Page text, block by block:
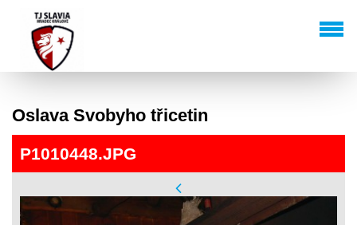
Oslava Svobyho třicetin
P1010448.JPG